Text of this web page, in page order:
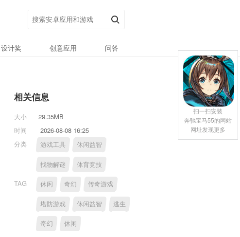
设计奖 创意应用 问答
相关信息
大小
29.35MB
时间
2026-08-08 16:25
分类
游戏工具 休闲益智
找物解谜 体育竞技
TAG 休闲 奇幻 传奇游戏
塔防游戏 休闲益智 逃生
奇幻 休闲
扫一扫安装
奔驰宝马55的网站
网址发现更多